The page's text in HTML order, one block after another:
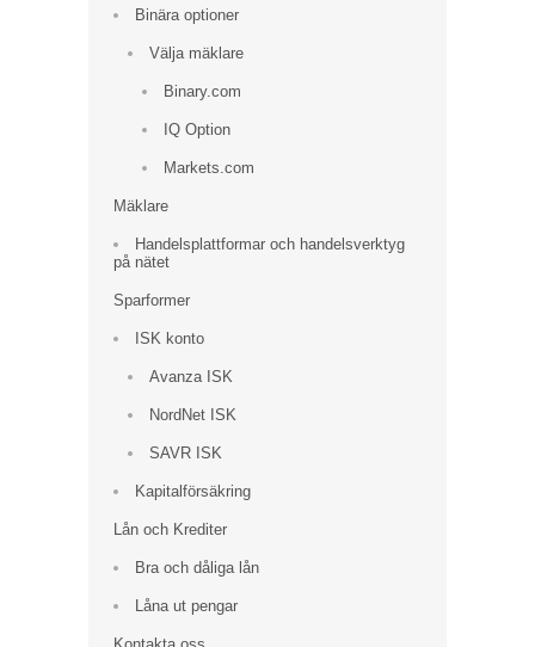
Binära optioner
Välja mäklare
Binary.com
IQ Option
Markets.com
Mäklare
Handelsplattformar och handelsverktyg
på nätet
Sparformer
ISK konto
Avanza ISK
NordNet ISK
SAVR ISK
Kapitalförsäkring
Lån och Krediter
Bra och dåliga lån
Låna ut pengar